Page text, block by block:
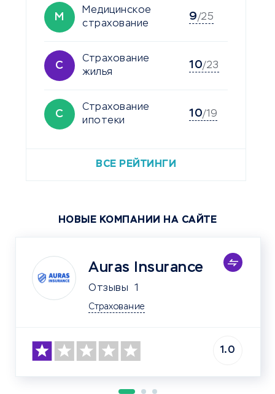
М
Медицинское
страхование
9/25
С
Страхование
жилья
10/23
С
Страхование
ипотеки
10/19
ВСЕ РЕЙТИНГИ
НОВЫЕ КОМПАНИИ НА САЙТЕ
Auras Insurance
Отзывы 1
Страхование
1.0